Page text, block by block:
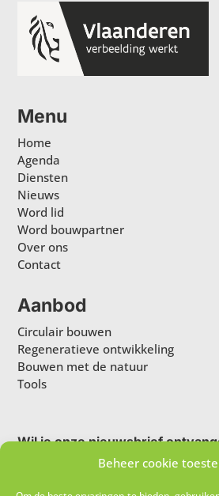
Beheer cookie
Menu
Home
Agenda
Diensten
Nieuws
Word lid
Word bouwpartner
Over ons
Contact
Aanbod
Circulair bouwen
Regeneratieve ontwikkeling
Bouwen met de natuur
Tools
Wil je onze nieuwsbrief